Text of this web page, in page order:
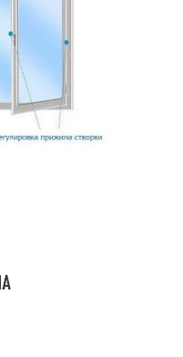
Оконный режим
Режим без